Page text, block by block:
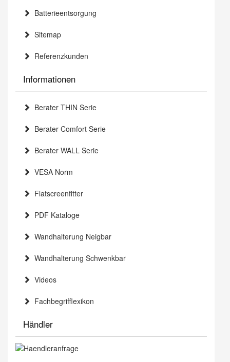
Batterieentsorgung
Sitemap
Referenzkunden
Informationen
Berater THIN Serie
Berater Comfort Serie
Berater WALL Serie
VESA Norm
Flatscreenfitter
PDF Kataloge
Wandhalterung Neigbar
Wandhalterung Schwenkbar
Videos
Fachbegrifflexikon
Händler